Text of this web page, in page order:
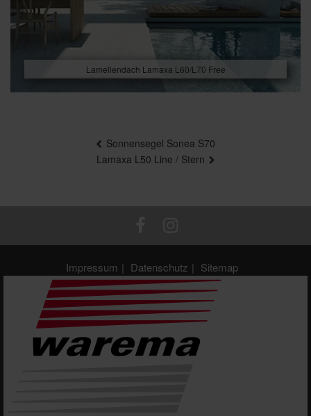
Lamellendach Lamaxa L60/L70 Free
Sonnensegel Sonea S70
Lamaxa L50 Line / Stern
Impressum Datenschutz Sitemap